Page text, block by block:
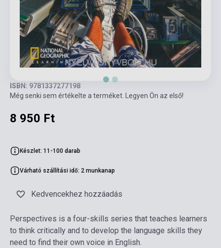
ISBN: 9781337277198
Még senki sem értékelte a terméket. Legyen Ön az első!
8 950 Ft
Készlet: 11-100 darab
Várható szállítási idő: 2 munkanap
Kedvencekhez hozzáadás
Perspectives is a four-skills series that teaches learners
to think critically and to develop the language skills they
need to find their own voice in English.